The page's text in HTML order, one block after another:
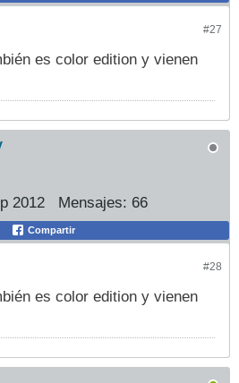
#27
es color edition y vienen
2012 Mensajes: 66
Compartir
#28
es color edition y vienen